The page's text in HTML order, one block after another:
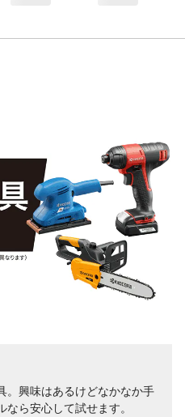
。興味はあるけどなかなか手
ら安心して試せます。